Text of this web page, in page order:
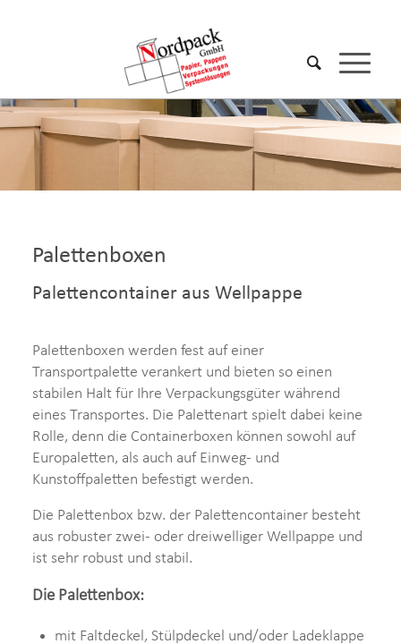
Palettenboxen
Palettencontainer aus Wellpappe
Palettenboxen werden fest auf einer
Transportpalette verankert und bieten so einen
stabilen Halt für Ihre Verpackungsgüter während
eines Transportes. Die Palettenart spielt dabei keine
Rolle, denn die Containerboxen können sowohl auf
Europaletten, als auch auf Einweg- und
Kunstoffpaletten befestigt werden.
Die Palettenbox bzw. der Palettencontainer besteht
aus robuster zwei- oder dreiwelliger Wellpappe und
ist sehr robust und stabil.
Die Palettenbox:
mit Faltdeckel, Stülpdeckel und/oder Ladeklappe